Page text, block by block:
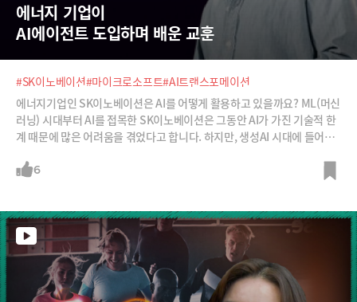
에너지 기업이
AI에이전트 도입하며 배운 교훈
#SK이노베이션#마이크로소프트#AI트랜스포메이션
에너지기업인 SK이노베이션은 AI를 어떻게 활용하고 있을까요? ML(머신
러닝) 시대부터 AI를 접목한 SK이노베이션은 그동안 AI가 가진 기술적 한
계 때문에 많은 어려움을 겪었다고 합니다. 하지만, 생성AI 시대에 들어서
한 AI까지 단계별로 기술을 발전시키며 이제는 현업 주도형 에이전틱 AI 시
어봅니다.
6